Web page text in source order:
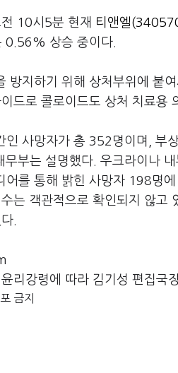
10시5분 현재 티앤엘
0.56% 상승 중이다.
방지하기 위해 상처부위에 붙
드로 콜로이드도 상처 치료용
인 사망자가 총 352명이며, 부
부는 설명했다. 우크라이나
어를 통해 밝힌 사망자 198명
는 객관적으로 확인되지 않고
.
리강령에 따라 김기성 편집국
금지